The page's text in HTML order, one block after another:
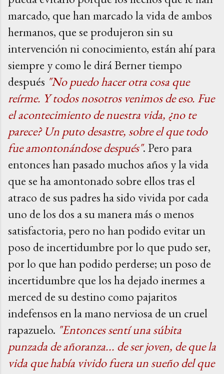
marcado, que han marcado la vida de ambos
hermanos, que se produjeron sin su
intervención ni conocimiento, están ahí para
siempre y como le dirá Berner tiempo
después "No puedo hacer otra cosa que
reírme. Y todos nosotros venimos de eso. Fue
el acontecimiento de nuestra vida, ¿no te
parece? Un puto desastre, sobre el que todo
fue amontonándose después". Pero para
entonces han pasado muchos años y la vida
que se ha amontonado sobre ellos tras el
atraco de sus padres ha sido vivida por cada
uno de los dos a su manera más o menos
satisfactoria, pero no han podido evitar un
poso de incertidumbre por lo que pudo ser,
por lo que han podido perderse; un poso de
incertidumbre que los ha dejado inermes a
merced de su destino como pajaritos
indefensos en la mano nerviosa de un cruel
rapazuelo. "Entonces sentí una súbita
punzada de añoranza... de ser joven, de que la
vida que había vivido fuera un sueño del que